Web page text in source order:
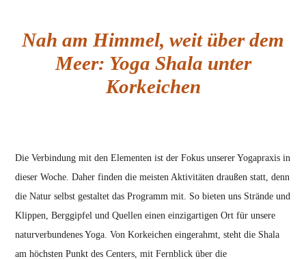
Nah am Himmel, weit über dem
Meer: Yoga Shala unter
Korkeichen
Die Verbindung mit den Elementen ist der Fokus unserer Yogapraxis in
dieser Woche. Daher finden die meisten Aktivitäten draußen statt, denn
die Natur selbst gestaltet das Programm mit. So bieten uns Strände und
Klippen, Berggipfel und Quellen einen einzigartigen Ort für unsere
naturverbundenes Yoga. Von Korkeichen eingerahmt, steht die Shala
am höchsten Punkt des Centers, mit Fernblick über die